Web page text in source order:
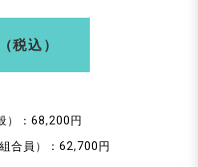
税込）
）：68,200円
合員）：62,700円